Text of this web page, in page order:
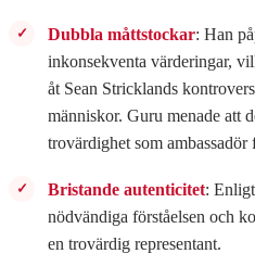
Dubbla måttstockar: Han
inkonsekventa värderingar,
åt Sean Stricklands
människor. Guru menade att
trovärdighet som
Bristande autenticitet:
nödvändiga förståelsen och
en trovärdig representant.